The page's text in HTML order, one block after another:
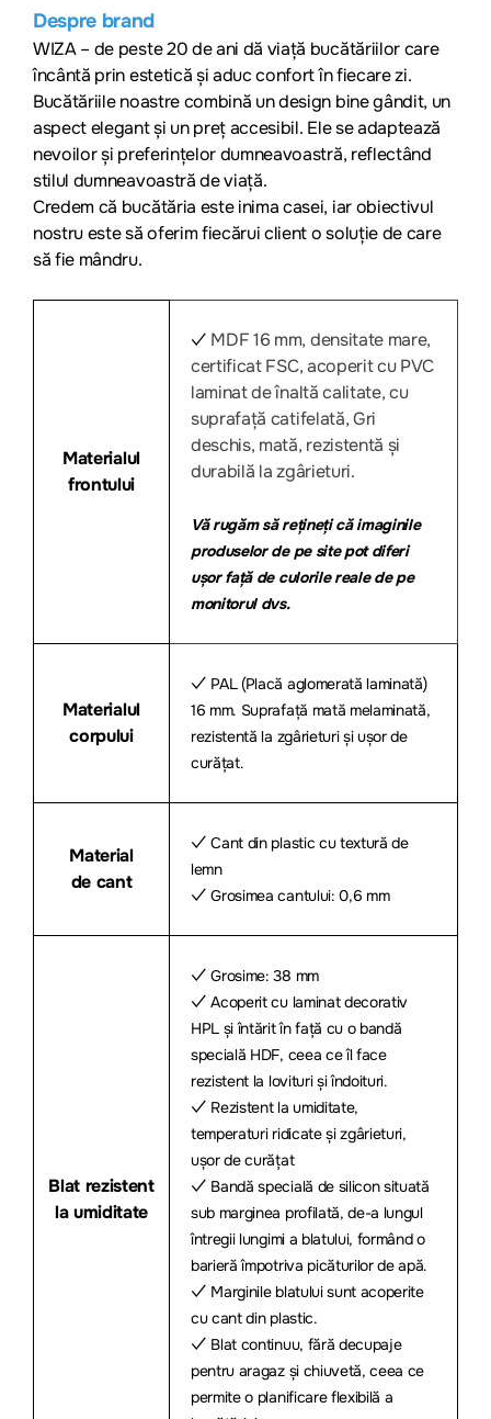
Despre brand
WIZA – de peste 20 de ani dă viață bucătăriilor care
încântă prin estetică și aduc confort în fiecare zi.
Bucătăriile noastre combină un design bine gândit, un
aspect elegant și un preț accesibil. Ele se adaptează
nevoilor și preferințelor dumneavoastră, reflectând
stilul dumneavoastră de viață.
Credem că bucătăria este inima casei, iar obiectivul
nostru este să oferim fiecărui client o soluție de care
să fie mândru.
Materialul
frontului
✓ MDF 16 mm, densitate mare,
certificat FSC, acoperit cu PVC
laminat de înaltă calitate, cu
suprafață catifelată, Gri
deschis, mată, rezistentă și
durabilă la zgârieturi.
Vă rugăm să rețineți că imaginile
produselor de pe site pot diferi
ușor față de culorile reale de pe
monitorul dvs.
Materialul
corpului
✓ PAL (Placă aglomerată laminată)
16 mm. Suprafață mată melaminată,
rezistentă la zgârieturi și ușor de
curățat.
Material
de cant
✓ Cant din plastic cu textură de
lemn
✓ Grosimea cantului: 0,6 mm
Blat rezistent
la umiditate
✓ Grosime: 38 mm
✓ Acoperit cu laminat decorativ
HPL și întărit în față cu o bandă
specială HDF, ceea ce îl face
rezistent la lovituri și îndoituri.
✓ Rezistent la umiditate,
temperaturi ridicate și zgârieturi,
ușor de curățat
✓ Bandă specială de silicon situată
sub marginea profilată, de-a lungul
întregii lungimi a blatului, formând o
barieră împotriva picăturilor de apă.
✓ Marginile blatului sunt acoperite
cu cant din plastic.
✓ Blat continuu, fără decupaje
pentru aragaz și chiuvetă, ceea ce
permite o planificare flexibilă a